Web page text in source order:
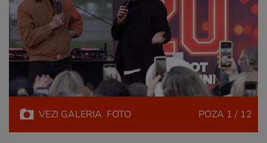
VEZI GALERIA FOTO POZA 1 / 12